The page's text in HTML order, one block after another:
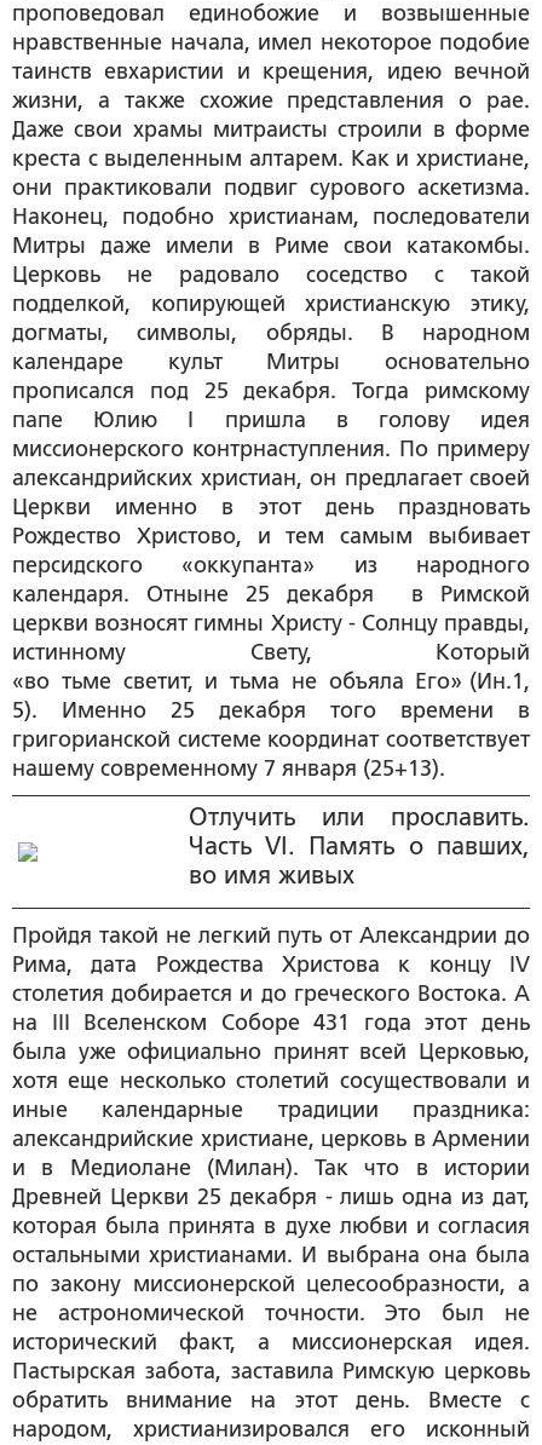
проповедовал единобожие и возвышенные
нравственные начала, имел некоторое подобие
таинств евхаристии и крещения, идею вечной
жизни, а также схожие представления о рае.
Даже свои храмы митраисты строили в форме
креста с выделенным алтарем. Как и христиане,
они практиковали подвиг сурового аскетизма.
Наконец, подобно христианам, последователи
Митры даже имели в Риме свои катакомбы.
Церковь не радовало соседство с такой
подделкой, копирующей христианскую этику,
догматы, символы, обряды. В народном
календаре культ Митры основательно
прописался под 25 декабря. Тогда римскому
папе Юлию I пришла в голову идея
миссионерского контрнаступления. По примеру
александрийских христиан, он предлагает своей
Церкви именно в этот день праздновать
Рождество Христово, и тем самым выбивает
персидского «оккупанта» из народного
календаря. Отныне 25 декабря в Римской
церкви возносят гимны Христу - Солнцу правды,
истинному Свету, Который
«во тьме светит, и тьма не объяла Его» (Ин.1,
5). Именно 25 декабря того времени в
григорианской системе координат соответствует
нашему современному 7 января (25+13).
Отлучить или прославить.
Часть VI. Память о павших,
во имя живых
Пройдя такой не легкий путь от Александрии до
Рима, дата Рождества Христова к концу IV
столетия добирается и до греческого Востока. А
на III Вселенском Соборе 431 года этот день
была уже официально принят всей Церковью,
хотя еще несколько столетий сосуществовали и
иные календарные традиции праздника:
александрийские христиане, церковь в Армении
и в Медиолане (Милан). Так что в истории
Древней Церкви 25 декабря - лишь одна из дат,
которая была принята в духе любви и согласия
остальными христианами. И выбрана она была
по закону миссионерской целесообразности, а
не астрономической точности. Это был не
исторический факт, а миссионерская идея.
Пастырская забота, заставила Римскую церковь
обратить внимание на этот день. Вместе с
народом, христианизировался его исконный